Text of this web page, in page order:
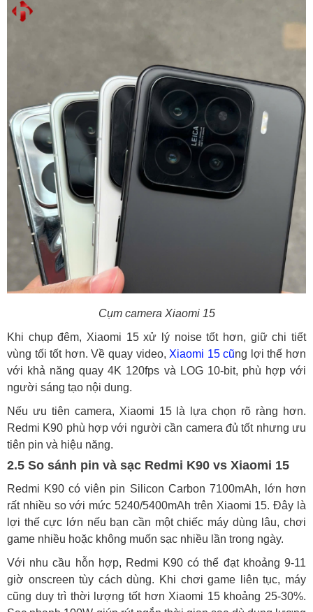
Cụm camera Xiaomi 15
Khi chụp đêm, Xiaomi 15 xử lý noise tốt hơn, giữ chi tiết
vùng tối tốt hơn. Về quay video, Xiaomi 15 cũng lợi thế hơn
với khả năng quay 4K 120fps và LOG 10-bit, phù hợp với
người sáng tạo nội dung.
Nếu ưu tiên camera, Xiaomi 15 là lựa chọn rõ ràng hơn.
Redmi K90 phù hợp với người cần camera đủ tốt nhưng ưu
tiên pin và hiệu năng.
2.5 So sánh pin và sạc Redmi K90 vs Xiaomi 15
Redmi K90 có viên pin Silicon Carbon 7100mAh, lớn hơn
rất nhiều so với mức 5240/5400mAh trên Xiaomi 15. Đây là
lợi thế cực lớn nếu bạn cần một chiếc máy dùng lâu, chơi
game nhiều hoặc không muốn sạc nhiều lần trong ngày.
Với nhu cầu hỗn hợp, Redmi K90 có thể đạt khoảng 9-11
giờ onscreen tùy cách dùng. Khi chơi game liên tục, máy
cũng duy trì thời lượng tốt hơn Xiaomi 15 khoảng 25-30%.